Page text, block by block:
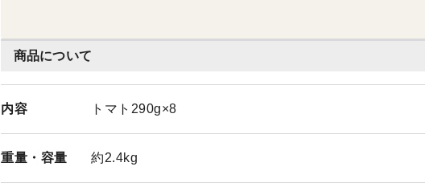
商品について
内容 トマト290g×8
重量・ 容量 約2.4kg